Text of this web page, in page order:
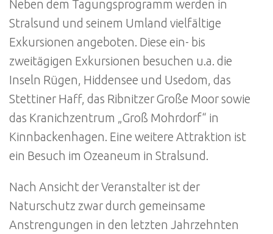
Neben dem Tagungsprogramm werden in
Stralsund und seinem Umland vielfältige
Exkursionen angeboten. Diese ein- bis
zweitägigen Exkursionen besuchen u.a. die
Inseln Rügen, Hiddensee und Usedom, das
Stettiner Haff, das Ribnitzer Große Moor sowie
das Kranichzentrum „Groß Mohrdorf“ in
Kinnbackenhagen. Eine weitere Attraktion ist
ein Besuch im Ozeaneum in Stralsund.
Nach Ansicht der Veranstalter ist der
Naturschutz zwar durch gemeinsame
Anstrengungen in den letzten Jahrzehnten